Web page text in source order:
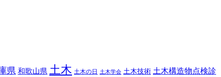
県 和歌山県 土木 土木の日 土木学会 土木技術 土木構造物点検診